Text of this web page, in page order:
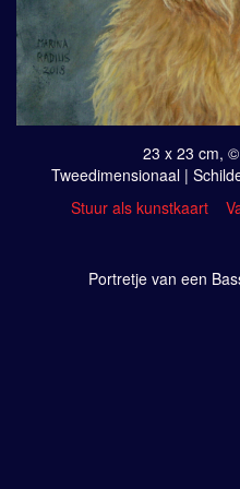
23 x 23 cm,
Tweedimensionaal |
Stuur als kunstkaart
Portretje van een